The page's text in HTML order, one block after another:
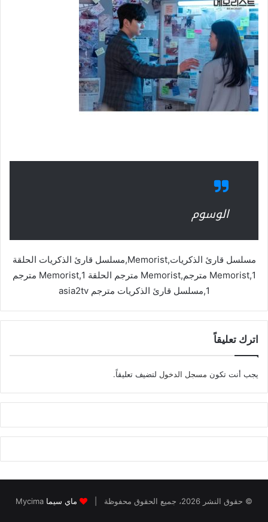
الوسوم
مسلسل قارئ الذكريات,Memorist,مسلسل قارئ الذكريات الحلقة
1,Memorist مترجم,Memorist مترجم الحلقة 1,Memorist مترجم
1,مسلسل قارئ الذكريات مترجم asia2tv
اترك تعليقاً
يجب أنت تكون مسجل الدخول لتضيف تعليقاً.
© حقوق النشر 2026، جميع الحقوق محفوظة | ماي سيما